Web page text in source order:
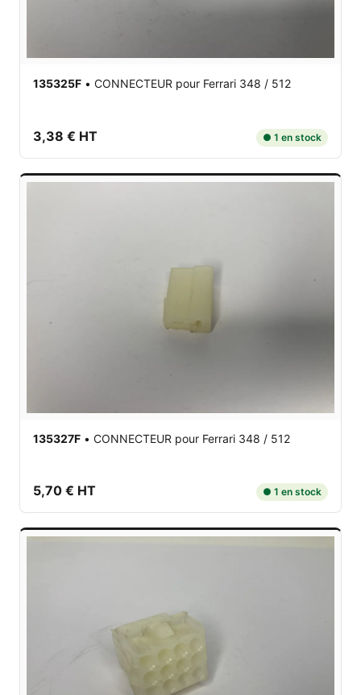
135325F • CONNECTEUR pour Ferrari 348 / 512
3,38 € HT ● 1 en stock
135327F • CONNECTEUR pour Ferrari 348 / 512
5,70 € HT ● 1 en stock